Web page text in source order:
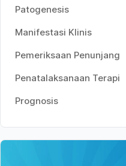
Patogenesis
Manifestasi Klinis
Pemeriksaan Penunjang
Penatalaksanaan Terapi
Prognosis